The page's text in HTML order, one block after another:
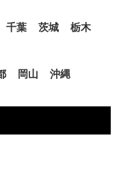
千葉 茨城
栃木
岡山 沖縄